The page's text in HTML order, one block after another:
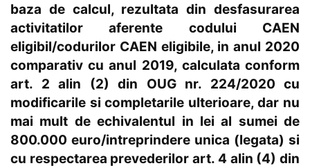
baza de calcul, rezultata din desfasurarea
activitatilor aferente codului CAEN
eligibil/codurilor CAEN eligibile, in anul 2020
comparativ cu anul 2019, calculata conform
art. 2 alin (2) din OUG nr. 224/2020 cu
modificarile si completarile ulterioare, dar nu
mai mult de echivalentul in lei al sumei de
800.000 euro/intreprindere unica (legata) si
cu respectarea prevederilor art. 4 alin (4) din